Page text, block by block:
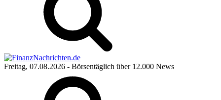
Freitag, 07.08.2026 - Börsentäglich über 12.000 News